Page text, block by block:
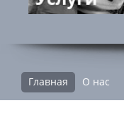
Главная О нас